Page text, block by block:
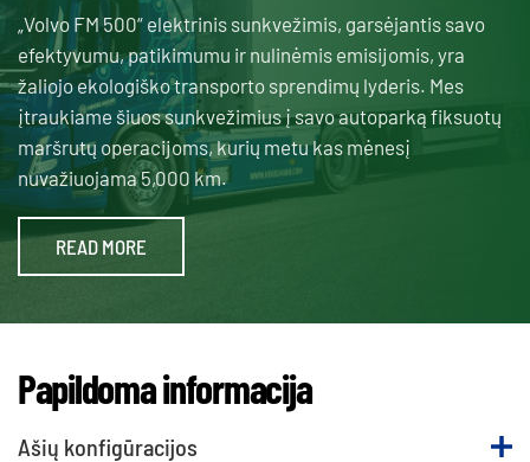
„Volvo FM 500“ elektrinis sunkvežimis, garsėjantis savo
efektyvumu, patikimumu ir nulinėmis emisijomis, yra
žaliojo ekologiško transporto sprendimų lyderis. Mes
įtraukiame šiuos sunkvežimius į savo autoparką fiksuotų
maršrutų operacijoms, kurių metu kas mėnesį
nuvažiuojama 5,000 km.
READ MORE
Papildoma informacija
Ašių konfigūracijos